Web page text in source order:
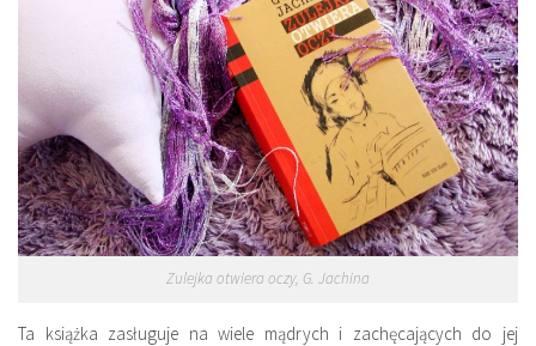
Zulejka otwiera oczy, G. Jachina
Ta książka zasługuje na wiele mądrych i zachęcających do jej